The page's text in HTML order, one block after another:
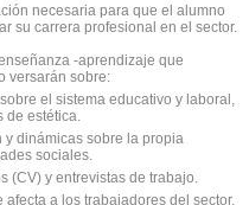
necesaria para que el alumno
su carrera profesional en el sector.
-aprendizaje que
versarán sobre:
el sistema educativo y laboral,
estética.
dinámicas sobre la propia
sociales.
(CV) y entrevistas de trabajo.
a los trabajadores del sector,